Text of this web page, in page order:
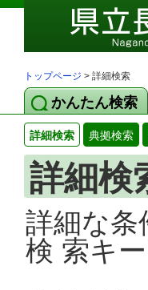
トップページ > 詳細検索
かんたん検索
詳細検索 典拠検索
詳細検
詳細な条
検 索キ